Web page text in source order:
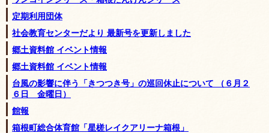
定期利用団体
社会教育センターだより 最新号を更新しました
郷土資料館 イベント情報
郷土資料館 イベント情報
台風の影響に伴う「きつつき号」の巡回休止について （６月２
６日 金曜日）
館報
箱根町総合体育館「星槎レイクアリーナ箱根」